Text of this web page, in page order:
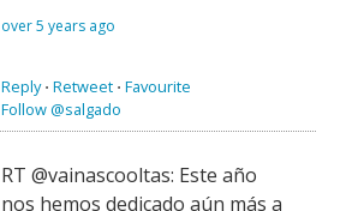
over 5 years ago
Reply⋅ Retweet ⋅ Favourite
Follow @salgado
RT @vainascooltas: Este año
nos hemos dedicado aún más a